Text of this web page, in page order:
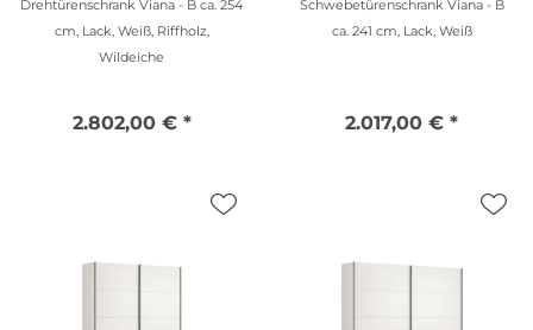
Drehtürenschrank Viana - B ca. 254
cm, Lack, Weiß, Riffholz,
Wildeiche
2.802,00 € *
Schwebetürenschrank Viana - B
ca. 241 cm, Lack, Weiß
2.017,00 € *